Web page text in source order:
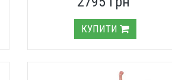
КУПИТИ